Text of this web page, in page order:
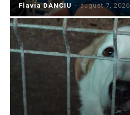
Flavia DANCIU - august 7, 2026